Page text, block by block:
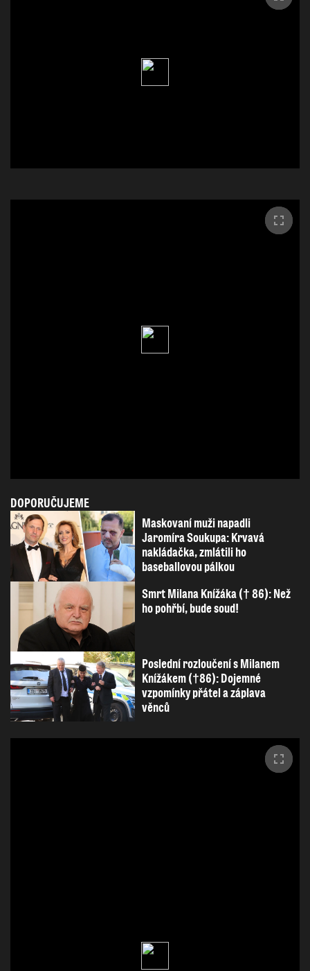
DOPORUČUJEME
Maskovaní muži napadli
Jaromíra Soukupa: Krvavá
nakládačka, zmlátili ho
baseballovou pálkou
Smrt Milana Knížáka († 86): Než
ho pohřbí, bude soud!
Poslední rozloučení s Milanem
Knížákem (†86): Dojemné
vzpomínky přátel a záplava
věnců